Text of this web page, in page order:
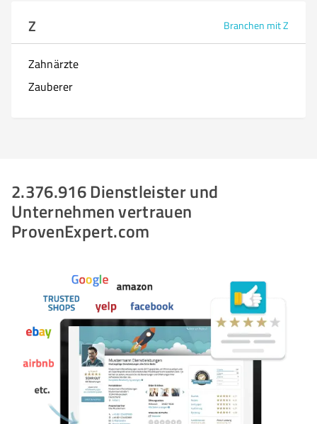
Z Branchen mit Z
Zahnärzte
Zauberer
2.376.916 Dienstleister und
Unternehmen vertrauen
ProvenExpert.com